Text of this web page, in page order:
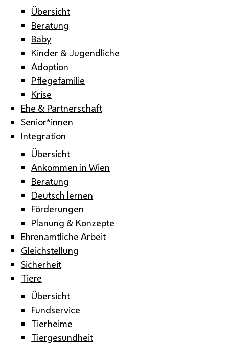
Übersicht
Beratung
Baby
Kinder & Jugendliche
Adoption
Pflegefamilie
Krise
Ehe & Partnerschaft
Senior*innen
Integration
Übersicht
Ankommen in Wien
Beratung
Deutsch lernen
Förderungen
Planung & Konzepte
Ehrenamtliche Arbeit
Gleichstellung
Sicherheit
Tiere
Übersicht
Fundservice
Tierheime
Tiergesundheit